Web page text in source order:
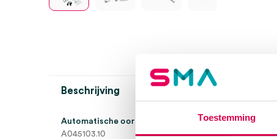
Toestemming
Beschrijving
Automatische oorspuit 10cc. in etui, A kwaliteit (set)
A045103.10